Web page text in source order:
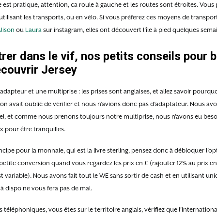
est pratique, attention, ca roule à gauche et les routes sont étroites. Vous
les transports, ou en vélo. Si vous préferez ces moyens de
ou Laura sur instagram, elles ont découvert l’île à pied quelques
dans le vif, nos petits conseils pour
Jersey
et une multiprise : les prises sont anglaises, et allez savoir
avait oublié de vérifier et nous n’avions donc pas d’adaptateur. Nous
et comme nous prenons toujours notre multiprise, nous n’avons eu
pour être tranquilles.
pour la monnaie, qui est la livre sterling, pensez donc à débloquer
conversion quand vous regardez les prix en £ (rajouter 12% au prix
variable). Nous avons fait tout le WE sans sortir de cash et en utilisant
dispo ne vous fera pas de mal.
téléphoniques, vous êtes sur le territoire anglais, vérifiez que